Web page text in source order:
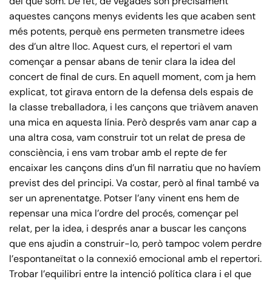
aquestes cançons menys evidents les que acaben sent
més potents, perquè ens permeten transmetre idees
des d’un altre lloc. Aquest curs, el repertori el vam
començar a pensar abans de tenir clara la idea del
concert de final de curs. En aquell moment, com ja hem
explicat, tot girava entorn de la defensa dels espais de
la classe treballadora, i les cançons que triàvem anaven
una mica en aquesta línia. Però després vam anar cap a
una altra cosa, vam construir tot un relat de presa de
consciència, i ens vam trobar amb el repte de fer
encaixar les cançons dins d’un fil narratiu que no havíem
previst des del principi. Va costar, però al final també va
ser un aprenentatge. Potser l’any vinent ens hem de
repensar una mica l’ordre del procés, començar pel
relat, per la idea, i després anar a buscar les cançons
que ens ajudin a construir-lo, però tampoc volem perdre
l’espontaneïtat o la connexió emocional amb el repertori.
Trobar l’equilibri entre la intenció política clara i el que